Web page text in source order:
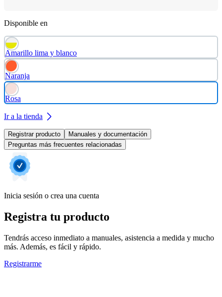
Disponible en
Amarillo lima y blanco
Naranja
Rosa
Ir a la tienda
Registrar producto
Manuales y documentación
Preguntas más frecuentes relacionadas
Inicia sesión o crea una cuenta
Registra tu producto
Tendrás acceso inmediato a manuales, asistencia a medida y mucho
más. Además, es fácil y rápido.
Registrarme